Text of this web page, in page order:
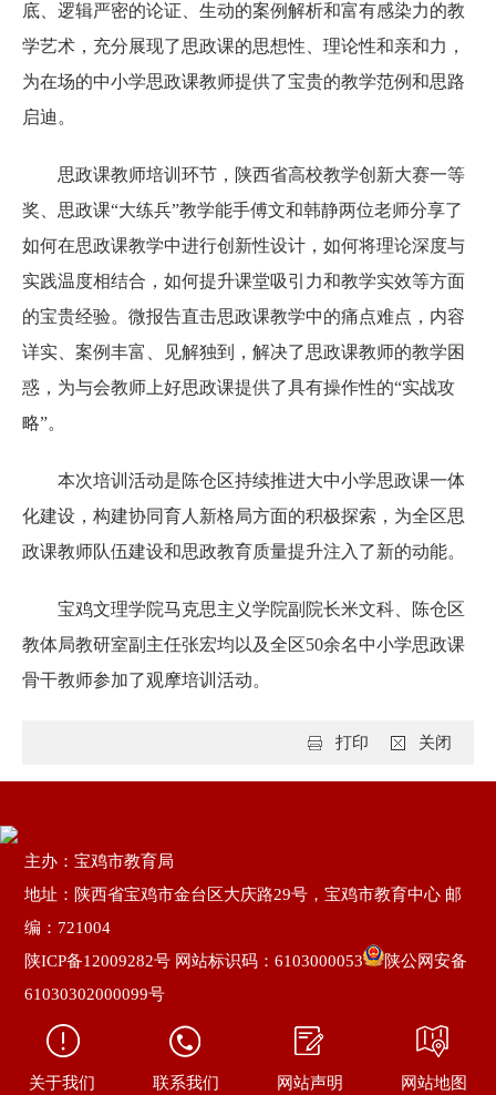
底、逻辑严密的论证、生动的案例解析和富有感染力的教
学艺术，充分展现了思政课的思想性、理论性和亲和力，
为在场的中小学思政课教师提供了宝贵的教学范例和思路
启迪。
思政课教师培训环节，陕西省高校教学创新大赛一等
奖、思政课“大练兵”教学能手傅文和韩静两位老师分享了
如何在思政课教学中进行创新性设计，如何将理论深度与
实践温度相结合，如何提升课堂吸引力和教学实效等方面
的宝贵经验。微报告直击思政课教学中的痛点难点，内容
详实、案例丰富、见解独到，解决了思政课教师的教学困
惑，为与会教师上好思政课提供了具有操作性的“实战攻
略”。
本次培训活动是陈仓区持续推进大中小学思政课一体
化建设，构建协同育人新格局方面的积极探索，为全区思
政课教师队伍建设和思政教育质量提升注入了新的动能。
宝鸡文理学院马克思主义学院副院长米文科、陈仓区
教体局教研室副主任张宏均以及全区50余名中小学思政课
骨干教师参加了观摩培训活动。
关闭
打印
主办：宝鸡市教育局
地址：陕西省宝鸡市金台区大庆路29号，宝鸡市教育中心 邮
编：721004
陕ICP备12009282号 网站标识码：6103000053
陕公网安备
61030302000099号
关于我们 联系我们 网站声明 网站地图